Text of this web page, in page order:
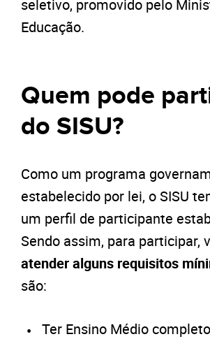
seletivo, promovido pelo
Educação.
Quem pode
do SISU?
Como um programa
estabelecido por lei, o SISU
um perfil de participante
Sendo assim, para participar,
atender alguns requisitos
são:
Ter Ensino Médio